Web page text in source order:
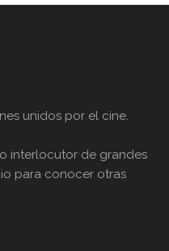
unidos por el cine.
interlocutor de grandes
para conocer otras